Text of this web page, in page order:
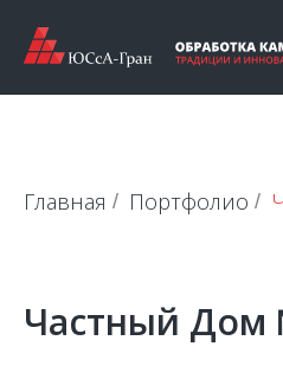
Главная / Портфолио /
Частный Дом